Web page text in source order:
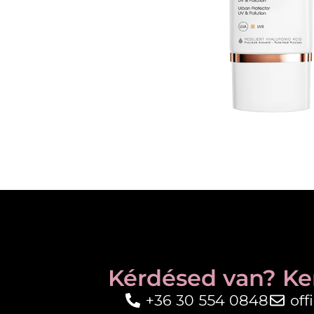
Kérdésed van?
+36 30 554 0848